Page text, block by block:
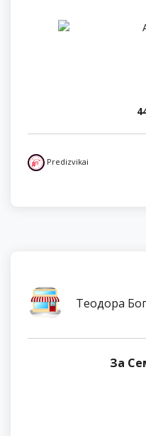
Predizvikai
Теодора
За